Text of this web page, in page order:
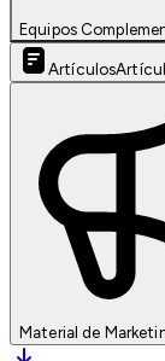
Equipos
Artículos
Material de